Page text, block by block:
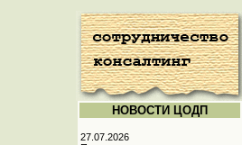
НОВОСТИ ЦОДП
27.07.2026